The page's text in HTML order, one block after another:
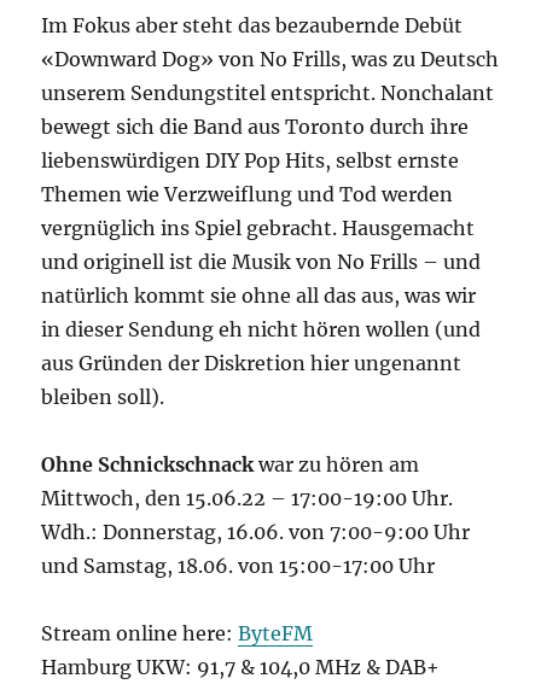
Im Fokus aber steht das bezaubernde Debüt
«Downward Dog» von No Frills, was zu Deutsch
unserem Sendungstitel entspricht. Nonchalant
bewegt sich die Band aus Toronto durch ihre
liebenswürdigen DIY Pop Hits, selbst ernste
Themen wie Verzweiflung und Tod werden
vergnüglich ins Spiel gebracht. Hausgemacht
und originell ist die Musik von No Frills – und
natürlich kommt sie ohne all das aus, was wir
in dieser Sendung eh nicht hören wollen (und
aus Gründen der Diskretion hier ungenannt
bleiben soll).
Ohne Schnickschnackwar zu hören am
Mittwoch, den 15.06.22 – 17:00-19:00 Uhr.
Wdh.: Donnerstag, 16.06. von 7:00-9:00 Uhr
und Samstag, 18.06. von 15:00-17:00 Uhr
Stream online here:ByteFM
Hamburg UKW: 91,7 & 104,0 MHz & DAB+